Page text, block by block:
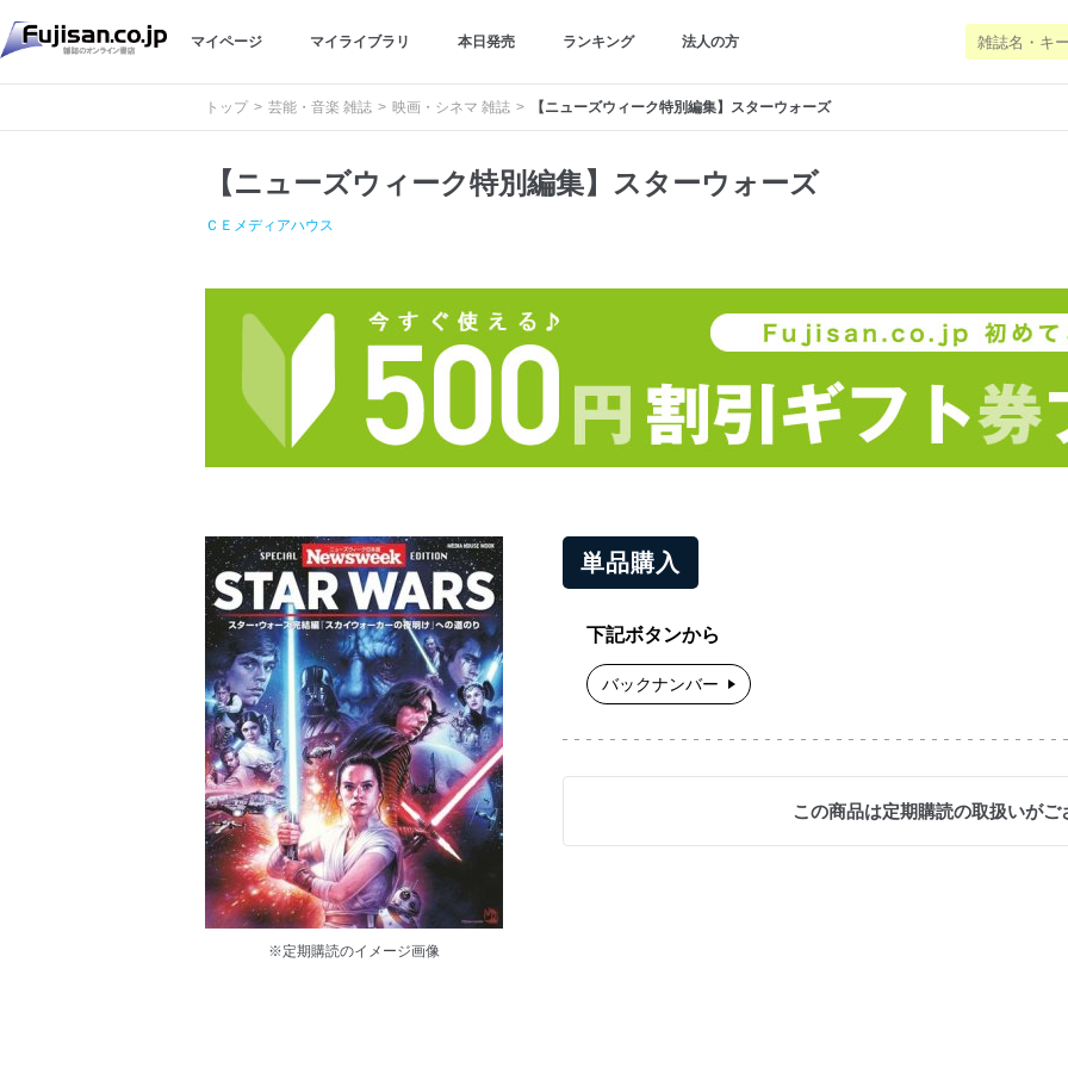
マイページ マイライブラリ 本日発売 ランキング 法人の方
トップ 芸能・音楽 雑誌 映画・シネマ 雑誌 【ニューズウィーク特別編集】スターウォーズ
【ニューズウィーク特別編集】スターウォーズ
ＣＥメディアハウス
※定期購読のイメージ画像
単品購入
下記ボタンから
バックナンバー
この商品は定期購読の取扱いがご